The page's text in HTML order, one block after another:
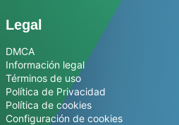
Legal
DMCA
Información legal
Términos de uso
Política de Privacidad
Política de cookies
Configuración de cookies